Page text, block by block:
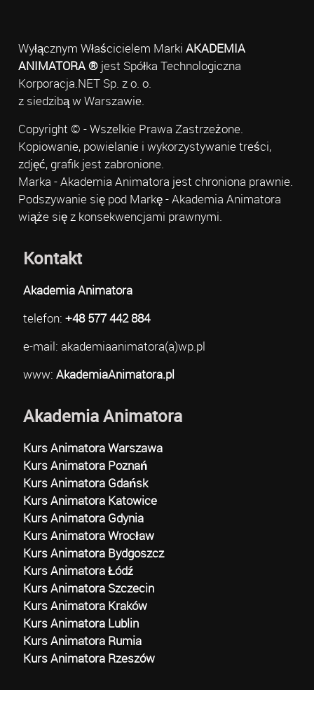
Wyłącznym Właścicielem Marki AKADEMIA
ANIMATORA ®jest Spółka Technologiczna
Korporacja.NET Sp. z o. o.
z siedzibą w Warszawie.
Copyright © - Wszelkie Prawa Zastrzeżone.
Kopiowanie, powielanie i wykorzystywanie treści,
zdjęć, grafik jest zabronione.
Marka - Akademia Animatora jest chroniona prawnie.
Podszywanie się pod Markę - Akademia Animatora
wiąże się z konsekwencjami prawnymi.
Kontakt
Akademia Animatora
telefon: +48 577 442 884
e-mail: akademiaanimatora(a)wp.pl
www: AkademiaAnimatora.pl
Akademia Animatora
Kurs Animatora Warszawa
Kurs Animatora Poznań
Kurs Animatora Gdańsk
Kurs Animatora Katowice
Kurs Animatora Gdynia
Kurs Animatora Wrocław
Kurs Animatora Bydgoszcz
Kurs Animatora Łódź
Kurs Animatora Szczecin
Kurs Animatora Kraków
Kurs Animatora Lublin
Kurs Animatora Rumia
Kurs Animatora Rzeszów